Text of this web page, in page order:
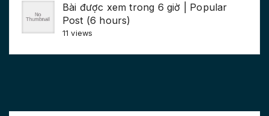
Bài được xem trong 6 giờ | Popular
Post (6 hours)
11 views